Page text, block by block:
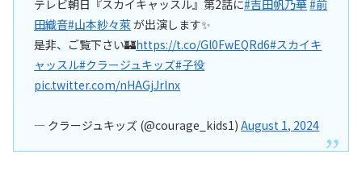
テレビ朝日『スカイキャッスル』第2話に#吉田帆乃華#前
田織音#山本紗々萊が出演します✨
是非、ご覧下さい🏰https://t.co/Gl0FwEQRd6#スカイキ
ャッスル#クラージュキッズ#子役
pic.twitter.com/nHAGjJrlnx
— クラージュキッズ (@courage_kids1)August 1, 2024